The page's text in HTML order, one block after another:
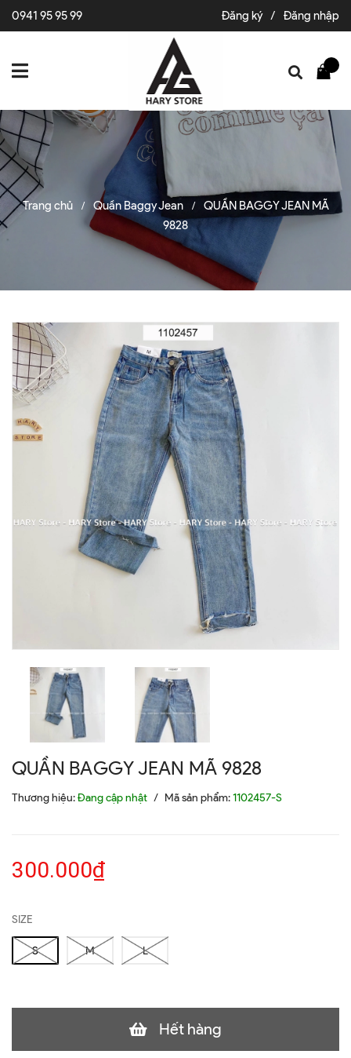
0941 95 95 99 Đăng ký / Đăng nhập
Trang chủ / Quần Baggy Jean /
QUẦN BAGGY JEAN MÃ
9828
QUẦN BAGGY JEAN MÃ 9828
Thương hiệu:Đang cập nhật / Mã sản phẩm:1102457-S
300.000₫
SIZE
S M L
Hết hàng